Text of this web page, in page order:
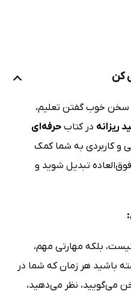
کن
سخن خوب گفتن تعلیم،
ریزانه در کتاب حرفه‌ای
و کاربردی به شما کمک
تبدیل شوید و
بلکه مهارتی مهم،
باشید هر زمان ‌که شما در
می‌گویید، نظر می‌دهید،